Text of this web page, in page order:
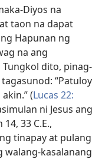
Diyos na
taon na dapat
Hapunan ng
na ang
dito, pinag-
“Patuloy
(Lucas 22:​
ni Jesus ang
33 C.E.,
tinapay at pulang
walang-kasalanang